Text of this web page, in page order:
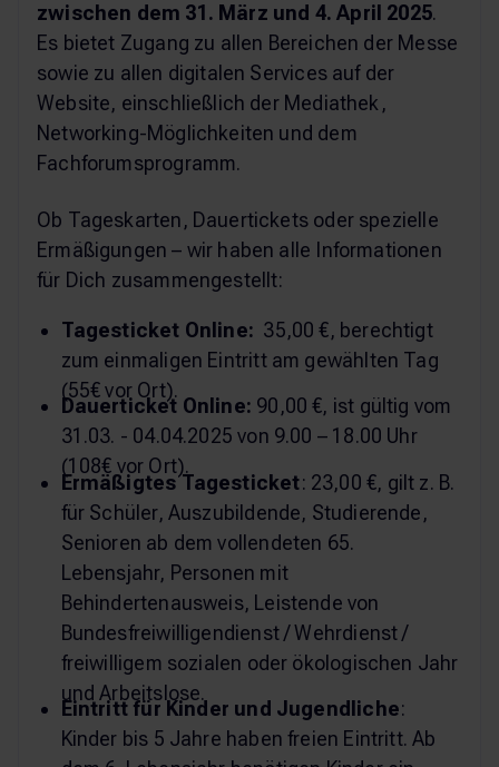
zwischen dem 31. März und 4. April 2025.
Es bietet Zugang zu allen Bereichen der Messe
sowie zu allen digitalen Services auf der
Website, einschließlich der Mediathek,
Networking-Möglichkeiten und dem
Fachforumsprogramm.
Ob Tageskarten, Dauertickets oder spezielle
Ermäßigungen – wir haben alle Informationen
für Dich zusammengestellt:
Tagesticket Online: 35,00 €, berechtigt
zum einmaligen Eintritt am gewählten Tag
(55€ vor Ort).
Dauerticket Online: 90,00 €, ist gültig vom
31.03. - 04.04.2025 von 9.00 – 18.00 Uhr
(108€ vor Ort).
Ermäßigtes Tagesticket: 23,00 €, gilt z. B.
für Schüler, Auszubildende, Studierende,
Senioren ab dem vollendeten 65.
Lebensjahr, Personen mit
Behindertenausweis, Leistende von
Bundesfreiwilligendienst / Wehrdienst /
freiwilligem sozialen oder ökologischen Jahr
und Arbeitslose.
Eintritt für Kinder und Jugendliche:
Kinder bis 5 Jahre haben freien Eintritt. Ab